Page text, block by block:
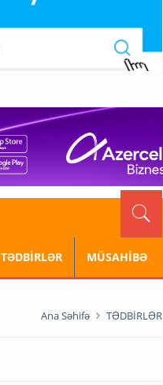
TƏDBİRLƏR MÜSAHİBƏ
Ana Səhifə TƏDBİRLƏR